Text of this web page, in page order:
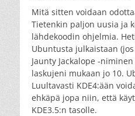
Mitä sitten voidaan
Tietenkin paljon uusia ja
lähdekoodin ohjelmia.
Ubuntusta julkaistaan
Jaunty Jackalope -
laskujeni mukaan jo 10.
Luultavasti KDE4:ään
ehkäpä jopa niin, että
KDE3.5:n tasolle.